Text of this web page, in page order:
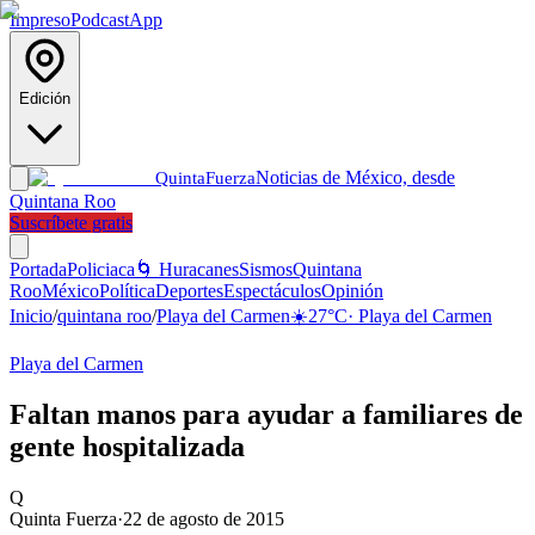
ImpresoPodcastApp
Edición
QuintaFuerzaNoticias de México, desde
Quintana Roo
Suscríbete gratis
PortadaPoliciaca 🌀 HuracanesSismosQuintana
RooMéxicoPolíticaDeportesEspectáculosOpinión
Inicio/quintana roo/Playa del Carmen☀️27°C· Playa del Carmen
Playa del Carmen
Faltan manos para ayudar a familiares de
gente hospitalizada
Q
Quinta Fuerza·22 de agosto de 2015